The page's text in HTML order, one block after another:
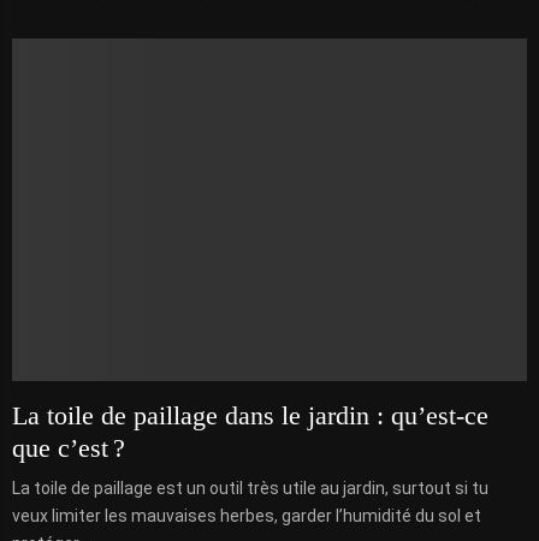
La toile de paillage dans le jardin : qu’est-ce
que c’est ?
La toile de paillage est un outil très utile au jardin, surtout si tu
veux limiter les mauvaises herbes, garder l’humidité du sol et